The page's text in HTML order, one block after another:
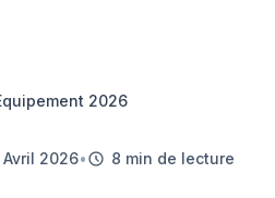
2026
Avril 2026• 8 min de lecture